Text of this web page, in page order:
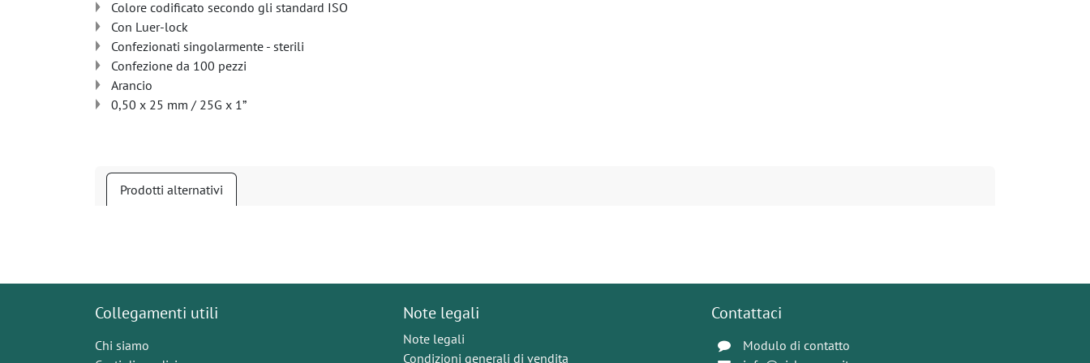
Colore codificato secondo gli standard ISO
Con Luer-lock
Confezionati singolarmente - sterili
Confezione da 100 pezzi
Arancio
0,50 x 25 mm / 25G x 1”
Prodotti alternativi
Collegamenti utili
Chi siamo
Note legali
Note legali
Condizioni generali di vendita
Contattaci
Modulo di contatto